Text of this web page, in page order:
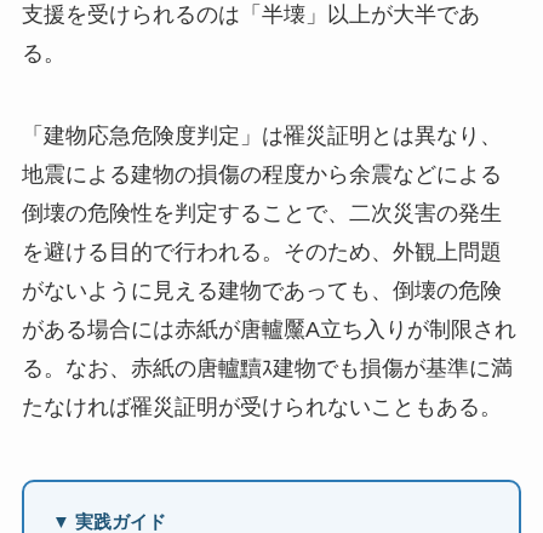
支援を受けられるのは「半壊」以上が大半であ
る。
「建物応急危険度判定」は罹災証明とは異なり、
地震による建物の損傷の程度から余震などによる
倒壊の危険性を判定することで、二次災害の発生
を避ける目的で行われる。そのため、外観上問題
がないように見える建物であっても、倒壊の危険
がある場合には赤紙が唐轤黶A立ち入りが制限され
る。なお、赤紙の唐轤黷ｽ建物でも損傷が基準に満
たなければ罹災証明が受けられないこともある。
▼ 実践ガイド